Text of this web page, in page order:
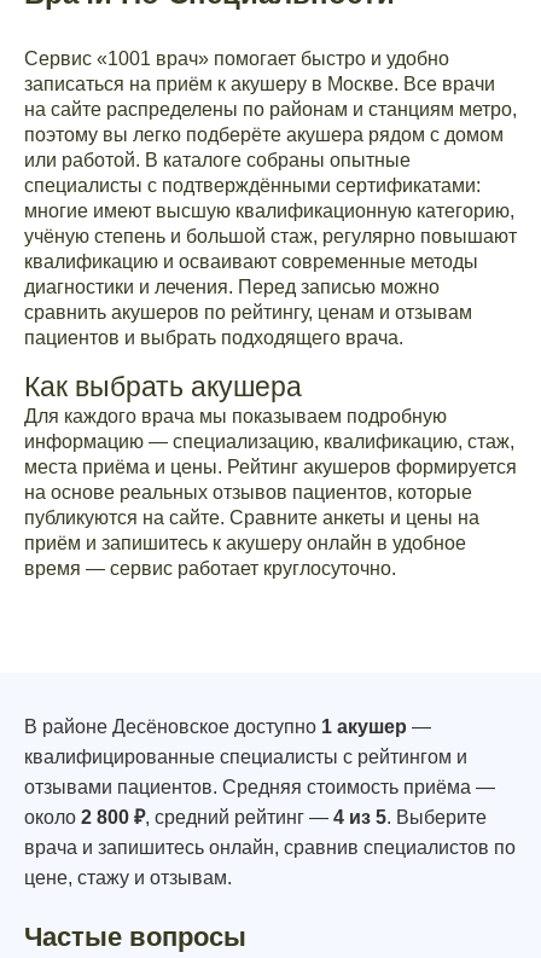
Сервис «1001 врач» помогает быстро и удобно
записаться на приём к акушеру в Москве. Все врачи
на сайте распределены по районам и станциям метро,
поэтому вы легко подберёте акушера рядом с домом
или работой. В каталоге собраны опытные
специалисты с подтверждёнными сертификатами:
многие имеют высшую квалификационную категорию,
учёную степень и большой стаж, регулярно повышают
квалификацию и осваивают современные методы
диагностики и лечения. Перед записью можно
сравнить акушеров по рейтингу, ценам и отзывам
пациентов и выбрать подходящего врача.
Как выбрать акушера
Для каждого врача мы показываем подробную
информацию — специализацию, квалификацию, стаж,
места приёма и цены. Рейтинг акушеров формируется
на основе реальных отзывов пациентов, которые
публикуются на сайте. Сравните анкеты и цены на
приём и запишитесь к акушеру онлайн в удобное
время — сервис работает круглосуточно.
В районе Десёновское доступно 1 акушер —
квалифицированные специалисты с рейтингом и
отзывами пациентов. Средняя стоимость приёма —
около 2 800 ₽, средний рейтинг — 4 из 5. Выберите
врача и запишитесь онлайн, сравнив специалистов по
цене, стажу и отзывам.
Частые вопросы